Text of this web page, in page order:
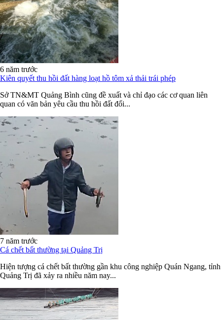
6 năm trước
Kiên quyết thu hồi đất hàng loạt hồ tôm xả thải trái phép
Sở TN&MT Quảng Bình cũng đề xuất và chỉ đạo các cơ quan liên
quan có văn bản yêu cầu thu hồi đất đối...
7 năm trước
Cá chết bất thường tại Quảng Trị
Hiện tượng cá chết bất thường gần khu công nghiệp Quán Ngang, tỉnh
Quảng Trị đã xảy ra nhiều năm nay...